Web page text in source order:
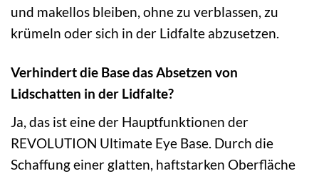
und makellos bleiben, ohne zu verblassen, zu
krümeln oder sich in der Lidfalte abzusetzen.
Verhindert die Base das Absetzen von
Lidschatten in der Lidfalte?
Ja, das ist eine der Hauptfunktionen der
REVOLUTION Ultimate Eye Base. Durch die
Schaffung einer glatten, haftstarken Oberfläche